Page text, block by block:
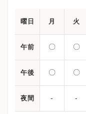
曜日 月 火
午前 〇 〇
午後 〇 〇
夜間 - -